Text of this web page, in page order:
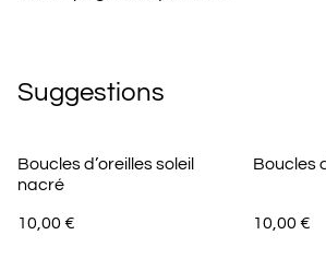
Suggestions
Boucles d’oreilles soleil
nacré
10,00 €
Boucles
10,00 €